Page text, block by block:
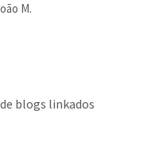
M.
blogs linkados